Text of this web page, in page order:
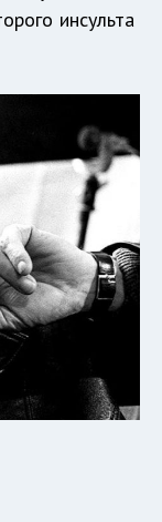
инсульта